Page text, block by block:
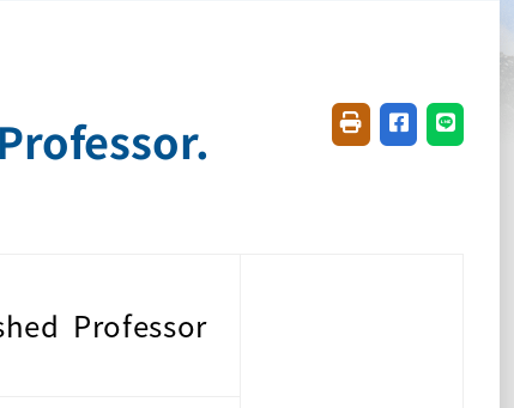
友善列印(開新視窗)
分享至臉書(
分享至
Professor